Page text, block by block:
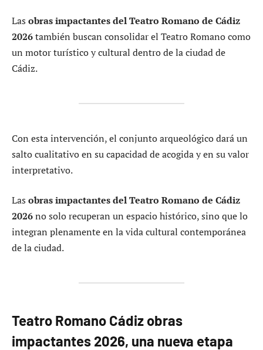
Las obras impactantes del Teatro Romano de Cádiz
2026también buscan consolidar el Teatro Romano como
un motor turístico y cultural dentro de la ciudad de
Cádiz.
Con esta intervención, el conjunto arqueológico dará un
salto cualitativo en su capacidad de acogida y en su valor
interpretativo.
Las obras impactantes del Teatro Romano de Cádiz
2026no solo recuperan un espacio histórico, sino que lo
integran plenamente en la vida cultural contemporánea
de la ciudad.
Teatro Romano Cádiz obras
impactantes 2026, una nueva etapa